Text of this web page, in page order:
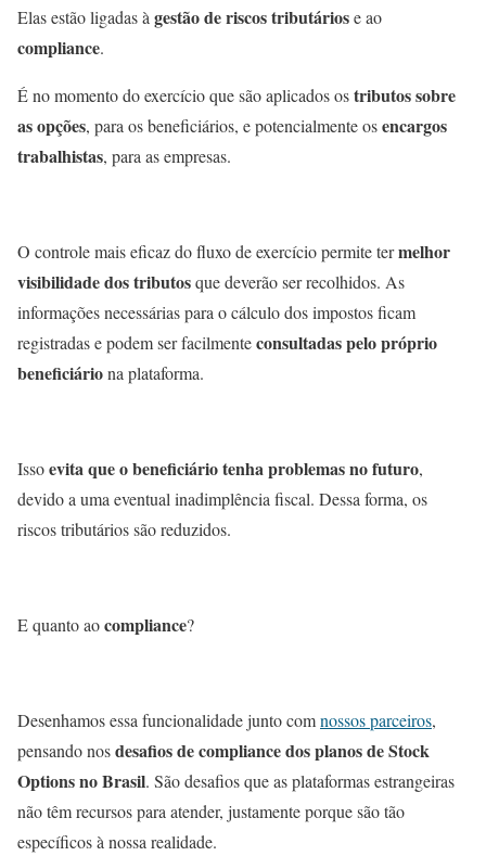
Elas estão ligadas àgestão de riscos tributáriose ao
compliance.
É no momento do exercício que são aplicados ostributos sobre
as opções, para os beneficiários, e potencialmente osencargos
trabalhistas, para as empresas.
O controle mais eficaz do fluxo de exercício permite termelhor
visibilidade dos tributosque deverão ser recolhidos. As
informações necessárias para o cálculo dos impostos ficam
registradas e podem ser facilmenteconsultadas pelo próprio
beneficiáriona plataforma.
Issoevita que o beneficiário tenha problemas no futuro,
devido a uma eventual inadimplência fiscal. Dessa forma, os
riscos tributários são reduzidos.
E quanto aocompliance?
Desenhamos essa funcionalidade junto comnossos parceiros,
pensando nosdesafios de compliance dos planos de Stock
Options no Brasil. São desafios que as plataformas estrangeiras
não têm recursos para atender, justamente porque são tão
específicos à nossa realidade.